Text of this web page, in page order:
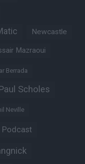
Newcastle
Mazraoui
Berrada
Scholes
Neville
Podcast